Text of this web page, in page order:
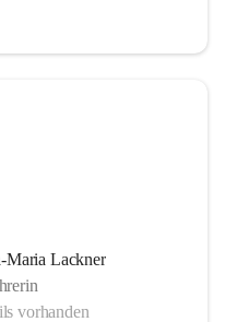
Maria Lackner
vorhanden